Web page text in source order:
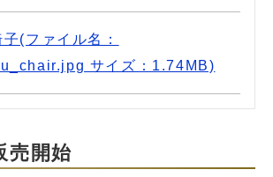
(ファイル名：
サイズ：1.74MB)
売開始